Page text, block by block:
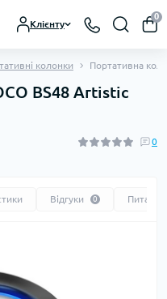
Клієнту
0
колонки Портативна
BS48 Artistic
0
Відгуки 0 Питання